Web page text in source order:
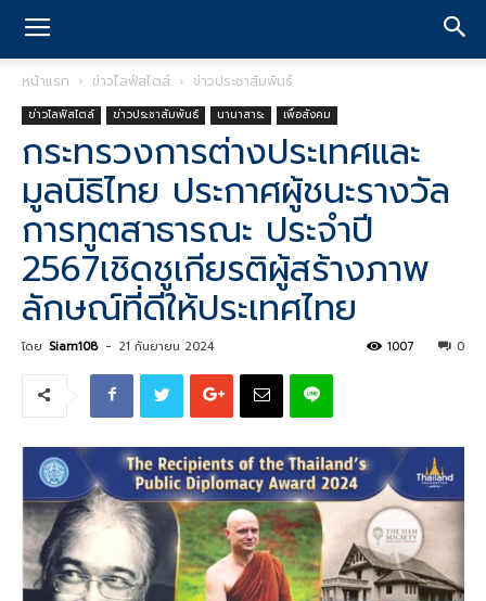
หน้าแรก ข่าวไลฟ์สไตล์ ข่าวประชาสัมพันธ์
ข่าวไลฟ์สไตล์ ข่าวประชาสัมพันธ์ นานาสาระ เพื่อสังคม
กระทรวงการต่างประเทศและ
มูลนิธิไทย ประกาศผู้ชนะรางวัล
การทูตสาธารณะ ประจำปี
2567เชิดชูเกียรติผู้สร้างภาพ
ลักษณ์ที่ดีให้ประเทศไทย
โดย Siam108 - 21 กันยายน 2024 0
1007